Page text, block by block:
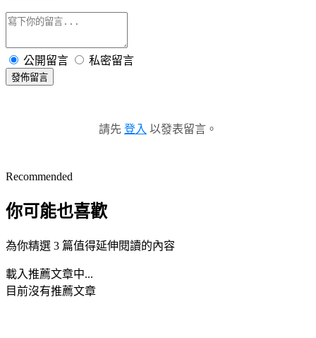
公開留言 私密留言
發佈留言
請先 登入 以發表留言。
Recommended
你可能也喜歡
為你精選 3 篇值得延伸閱讀的內容
載入推薦文章中...
目前沒有推薦文章